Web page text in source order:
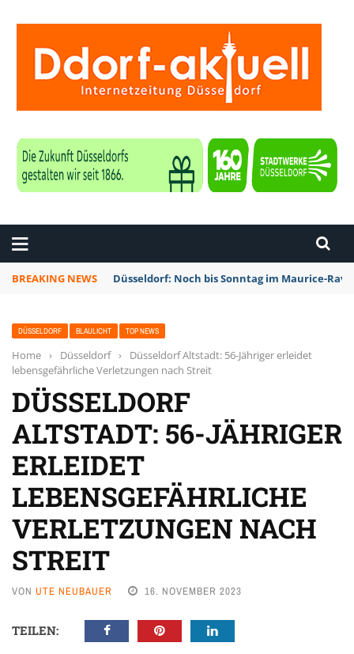
BREAKING NEWS Düsseldorf: Noch bis Sonntag im Maurice-
DÜSSELDORF BLAULICHT TOP NEWS
Home › Düsseldorf ›
Düsseldorf Altstadt: 56-Jähriger erleidet
lebensgefährliche Verletzungen nach Streit
DÜSSELDORF
ALTSTADT: 56-JÄHRIGER
ERLEIDET
LEBENSGEFÄHRLICHE
VERLETZUNGEN NACH
STREIT
VON UTE NEUBAUER 16. NOVEMBER 2023
TEILEN: